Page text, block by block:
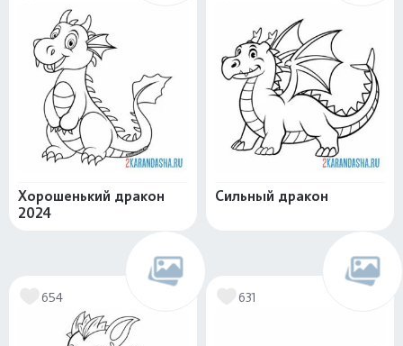
Хорошенький дракон
2024
Сильный дракон
654 631